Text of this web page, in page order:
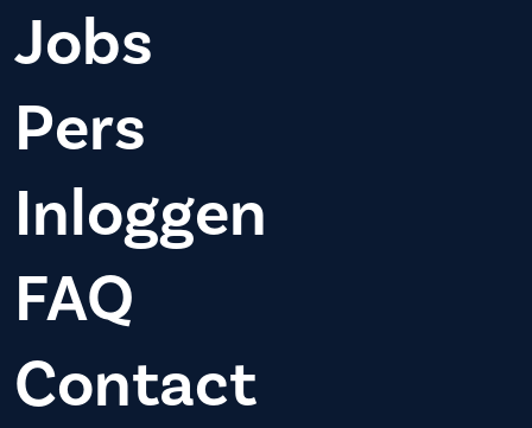
Jobs
Pers
Inloggen
FAQ
Contact